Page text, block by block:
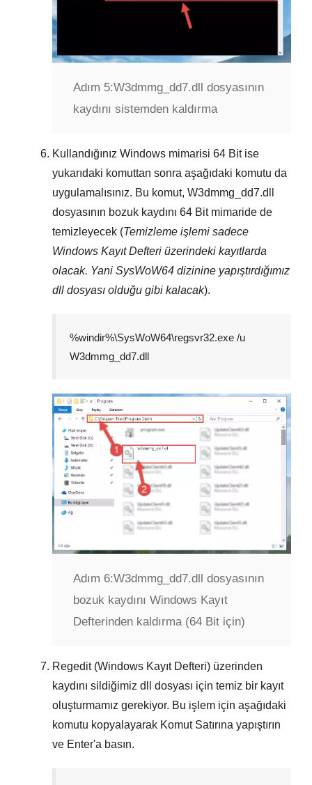
Adım 5:W3dmmg_dd7.dll dosyasının
kaydını sistemden kaldırma
Kullandığınız Windows mimarisi 64 Bitise
yukarıdaki komuttan sonra aşağıdaki komutu da
uygulamalısınız. Bu komut, W3dmmg_dd7.dll
dosyasının bozuk kaydını 64 Bitmimaride de
temizleyecek (Temizleme işlemi sadece
Windows Kayıt Defteri üzerindeki kayıtlarda
olacak. Yani SysWoW64 dizinine yapıştırdığımız
dll dosyası olduğu gibi kalacak).
%windir%\SysWoW64\regsvr32.exe /u
W3dmmg_dd7.dll
Adım 6:W3dmmg_dd7.dll dosyasının
bozuk kaydını Windows Kayıt
Defterinden kaldırma (64 Bit için)
Regedit (Windows Kayıt Defteri) üzerinden
kaydını sildiğimiz dll dosyası için temiz bir kayıt
oluşturmamız gerekiyor. Bu işlem için aşağıdaki
komutu kopyalayarak Komut Satırına yapıştırın
ve Enter'a basın.